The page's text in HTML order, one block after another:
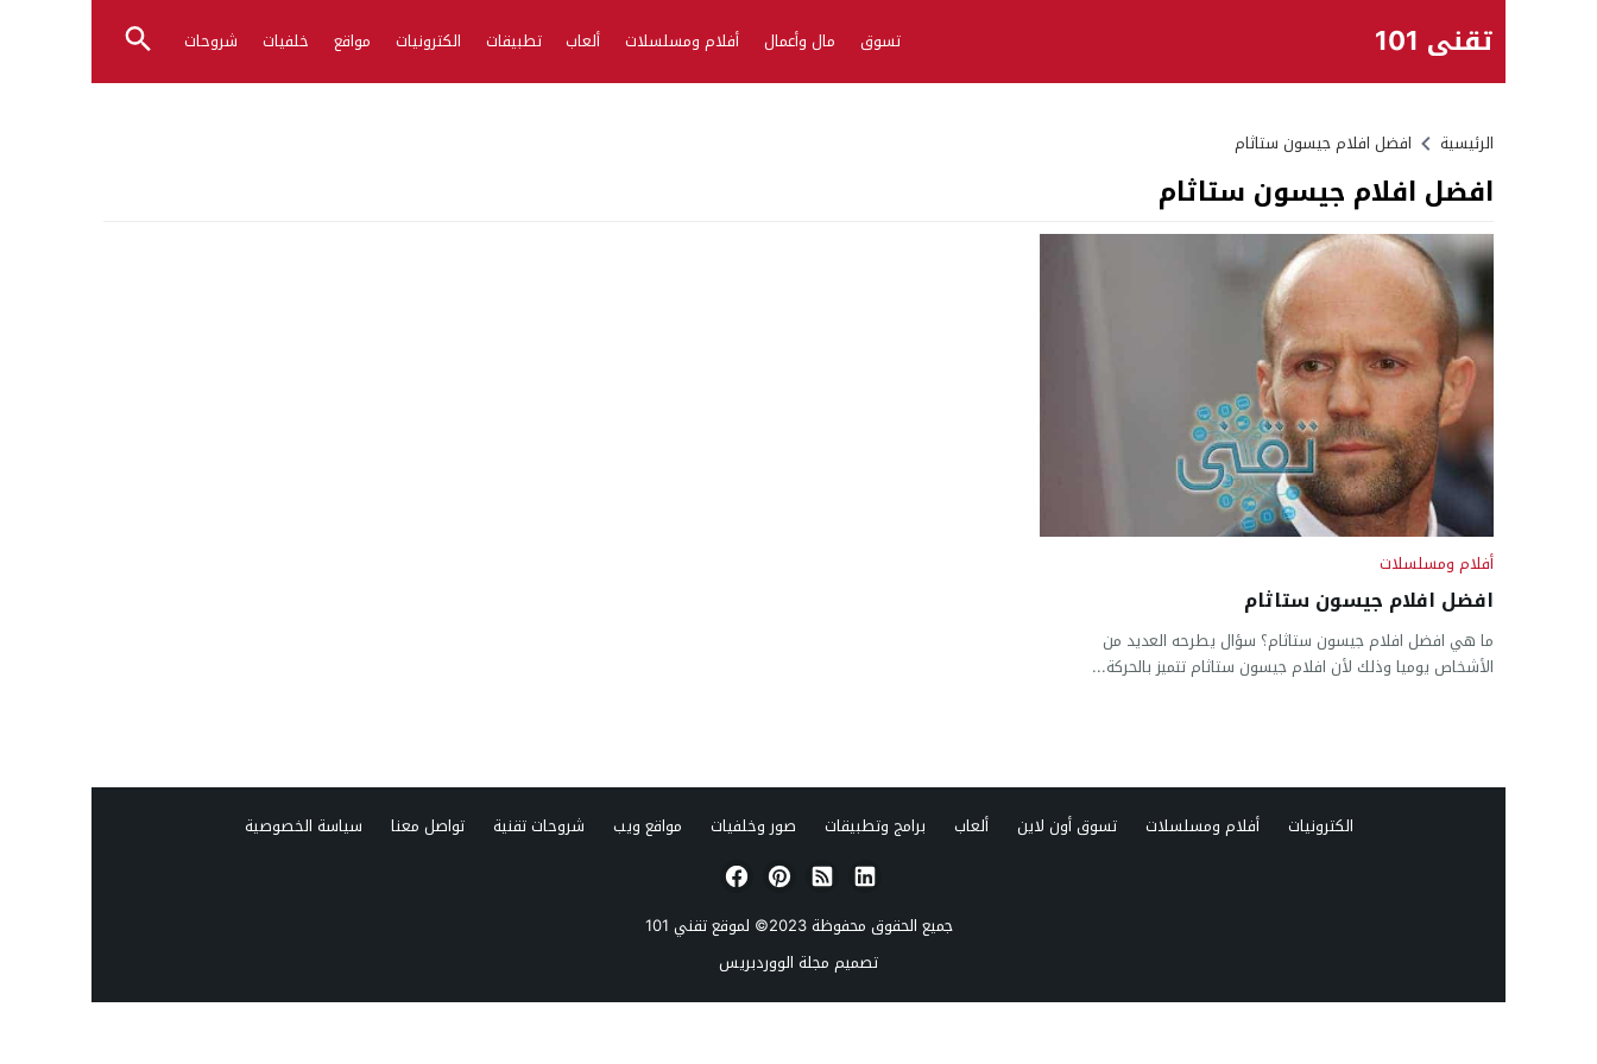
تقني 101 تسوق مال وأعمال أفلام ومسلسلات ألعاب تطبيقات الكترونيات مواقع خلفيات شروحات
الرئيسية افضل افلام جيسون ستاثام
افضل افلام جيسون ستاثام
أفلام ومسلسلات
افضل افلام جيسون ستاثام
ما هي افضل افلام جيسون ستاثام؟ سؤال يطرحه العديد من
الأشخاص يوميا وذلك لأن افلام جيسون ستاثام تتميز بالحركة...
الكترونيات أفلام ومسلسلات تسوق أون لاين ألعاب برامج وتطبيقات صور وخلفيات مواقع ويب شروحات تقنية تواصل معنا سياسة الخصوصية
جميع الحقوق محفوظة 2023© لموقع
تقني 101
تصميم مجلة الووردبريس